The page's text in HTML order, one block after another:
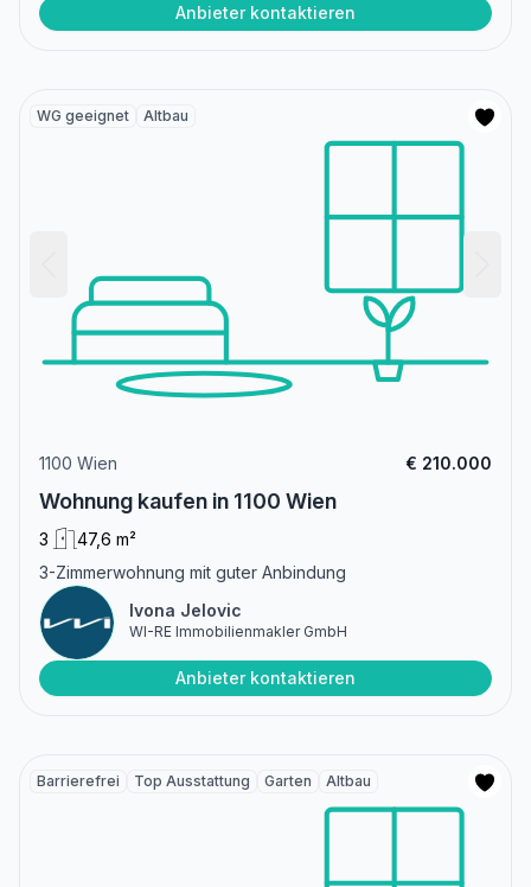
Anbieter kontaktieren
WG geeignet Altbau
1100 Wien € 210.000
Wohnung kaufen in 1100 Wien
3
47,6 m²
3-Zimmerwohnung mit guter Anbindung
Ivona Jelovic
WI-RE Immobilienmakler GmbH
Anbieter kontaktieren
Barrierefrei Top Ausstattung Garten Altbau